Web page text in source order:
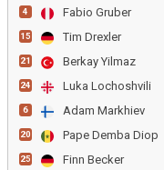
4 Fabio Gruber
15 Tim Drexler
21 Berkay Yilmaz
24 Luka Lochoshvili
6 Adam Markhiev
20 Pape Demba Diop
25 Finn Becker